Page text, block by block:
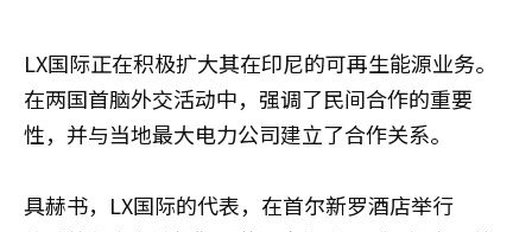
LX国际正在积极扩大其在印尼的可再生能源业务。
在两国首脑外交活动中，强调了民间合作的重要
性，并与当地最大电力公司建立了合作关系。
具赫书，LX国际的代表，在首尔新罗酒店举行